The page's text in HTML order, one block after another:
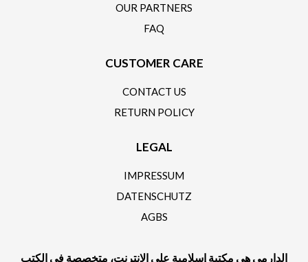
OUR PARTNERS
FAQ
CUSTOMER CARE
CONTACT US
RETURN POLICY
LEGAL
IMPRESSUM
DATENSCHUTZ
AGBS
الدارمي هي مكتبة إسلامية على الإنترنت، متخصصة في الكتب